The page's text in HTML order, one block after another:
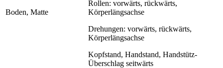
Boden, Matte
Rollen: vorwärts, rückwärts,
Körperlängsachse
Drehungen: vorwärts, rückwärts,
Körperlängsachse
Kopfstand, Handstand, Handstütz-
Überschlag seitwärts